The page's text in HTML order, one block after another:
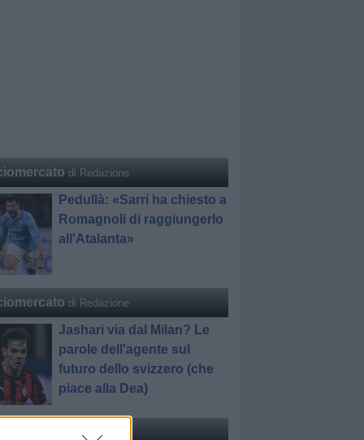
di Redazione
Pedullà: «Sarri ha chiesto a
Romagnoli di raggiungerlo
all'Atalanta»
di Redazione
Jashari via dal Milan? Le
parole dell'agente sul
futuro dello svizzero (che
piace alla Dea)
di Redazione